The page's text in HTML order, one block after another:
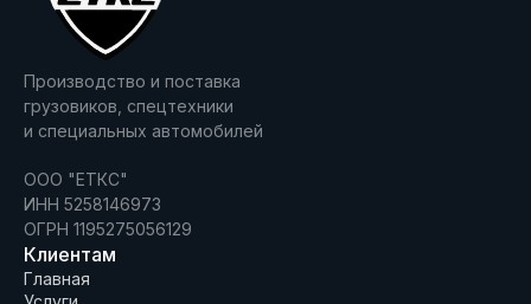
Производство и поставка
грузовиков, спецтехники
и специальных автомобилей
ООО "ЕТКС"
ИНН 5258146973
ОГРН 1195275056129
Клиентам
Главная